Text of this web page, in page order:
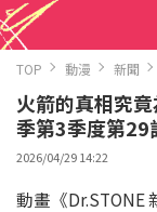
TOP 動漫 新聞
火箭的真相究
季第3季度第29
2026/04/29 14:22
動畫《Dr.STONE